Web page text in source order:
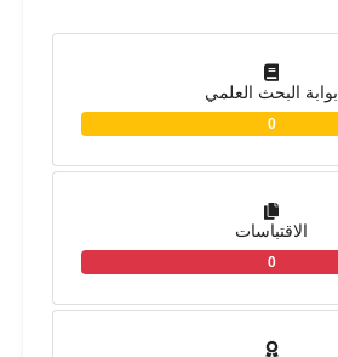
بوابة البحث العلمي
0
الاقتباسات
0